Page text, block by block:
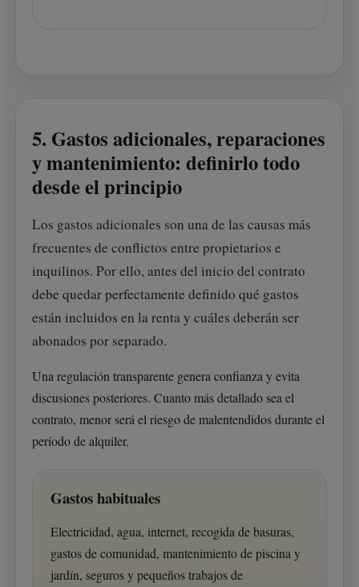
5. Gastos adicionales, reparaciones
y mantenimiento: definirlo todo
desde el principio
Los gastos adicionales son una de las causas más
frecuentes de conflictos entre propietarios e
inquilinos. Por ello, antes del inicio del contrato
debe quedar perfectamente definido qué gastos
están incluidos en la renta y cuáles deberán ser
abonados por separado.
Una regulación transparente genera confianza y evita
discusiones posteriores. Cuanto más detallado sea el
contrato, menor será el riesgo de malentendidos durante el
período de alquiler.
Gastos habituales
Electricidad, agua, internet, recogida de basuras,
gastos de comunidad, mantenimiento de piscina y
jardín, seguros y pequeños trabajos de